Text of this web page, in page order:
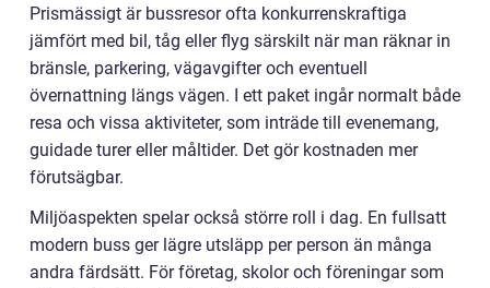
Prismässigt är bussresor ofta konkurrenskraftiga
jämfört med bil, tåg eller flyg särskilt när man räknar in
bränsle, parkering, vägavgifter och eventuell
övernattning längs vägen. I ett paket ingår normalt både
resa och vissa aktiviteter, som inträde till evenemang,
guidade turer eller måltider. Det gör kostnaden mer
förutsägbar.
Miljöaspekten spelar också större roll i dag. En fullsatt
modern buss ger lägre utsläpp per person än många
andra färdsätt. För företag, skolor och föreningar som